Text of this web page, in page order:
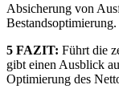
Absicherung von
Bestandsoptimierung.
5 FAZIT: Führt die
gibt einen Ausblick
Optimierung des